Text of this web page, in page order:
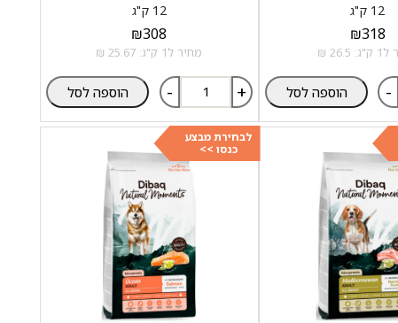
12 ק"ג
₪318
26.5 ₪
- הוספה לסל
12 ק"ג
₪308
מחיר ל1 ק"ג: 25.67 ₪
- + הוספה לסל
לבחירת מבצע
כנסו >>